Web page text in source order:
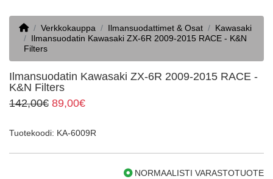
HomeVerkkokauppa Ilmansuodattimet & Osat
Kawasaki
Ilmansuodatin Kawasaki ZX-6R 2009-2015 RACE - K&N
Filters
Ilmansuodatin Kawasaki ZX-6R 2009-2015 RACE -
K&N Filters
142,00€ 89,00€
Tuotekoodi: KA-6009R
NORMAALISTI VARASTOTUOTE